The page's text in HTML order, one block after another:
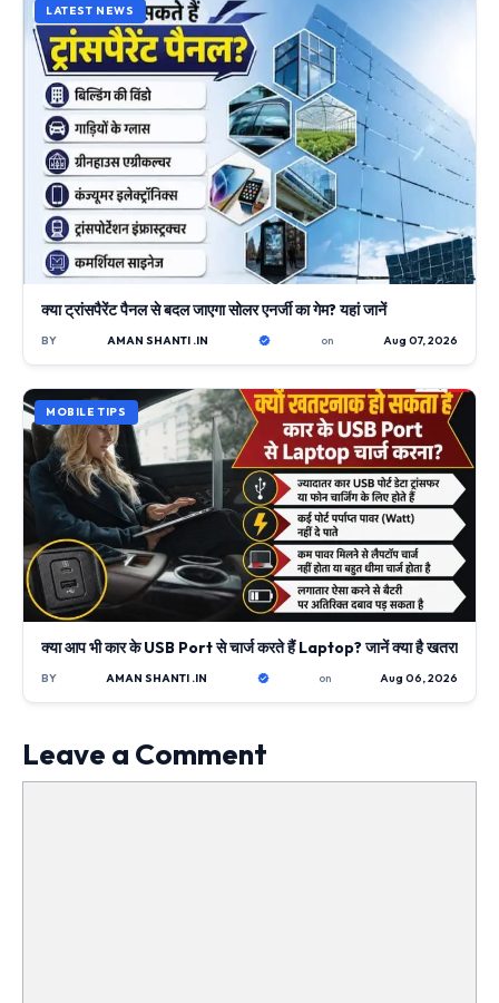
LATEST NEWS
क्या ट्रांसपैरेंट पैनल से बदल जाएगा सोलर एनर्जी का गेम? यहां जानें
BY AMAN SHANTI .IN on Aug 07, 2026
MOBILE TIPS
क्या आप भी कार के USB Port से चार्ज करते हैं Laptop? जानें क्या है खतरा
BY AMAN SHANTI .IN on Aug 06, 2026
Leave a Comment